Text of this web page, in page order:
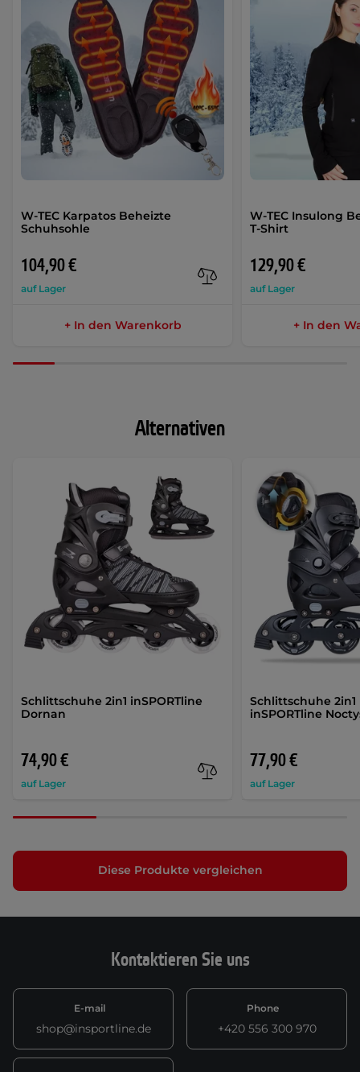
W-TEC Karpatos Beheizte
Schuhsohle
104,90 €
auf Lager
+ In den Warenkorb
W-TEC Insulong
T-Shirt
129,90 €
auf Lager
+ In den
Alternativen
Schlittschuhe 2in1 inSPORTline
Dornan
74,90 €
auf Lager
Schlittschuhe
inSPORTline
77,90 €
auf Lager
Diese Produkte vergleichen
Kontaktieren Sie uns
E-mail
shop@insportline.de
Phone
+420 556 300 970